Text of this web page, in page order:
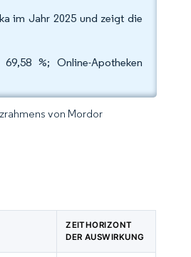
im Jahr 2025 und zeigt die
%; Online-Apotheken
von Mordor
ZEITHORIZONT
DER AUSWIRKUNG